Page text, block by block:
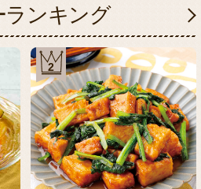
ランキング
2